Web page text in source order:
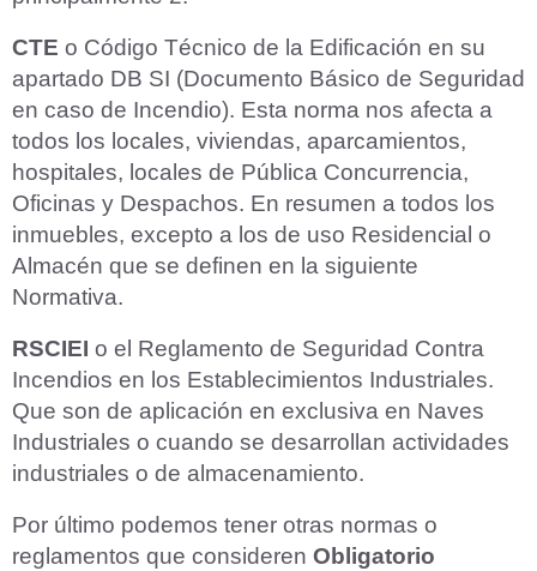
CTE o Código Técnico de la Edificación en su
apartado DB SI (Documento Básico de Seguridad
en caso de Incendio). Esta norma nos afecta a
todos los locales, viviendas, aparcamientos,
hospitales, locales de Pública Concurrencia,
Oficinas y Despachos. En resumen a todos los
inmuebles, excepto a los de uso Residencial o
Almacén que se definen en la siguiente
Normativa.
RSCIEI o el Reglamento de Seguridad Contra
Incendios en los Establecimientos Industriales.
Que son de aplicación en exclusiva en Naves
Industriales o cuando se desarrollan actividades
industriales o de almacenamiento.
Por último podemos tener otras normas o
reglamentos que consideren Obligatorio